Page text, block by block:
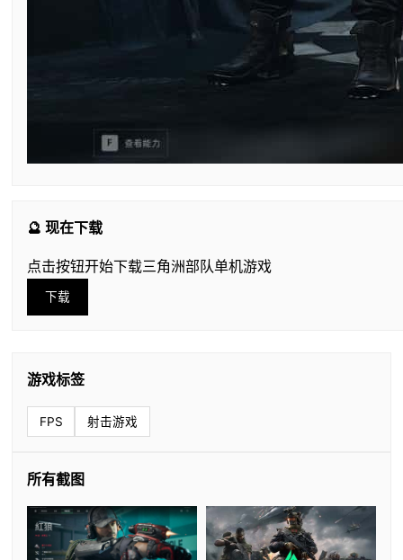
🔮 现在下载
点击按钮开始下载三角洲部队单机游戏
下载
游戏标签
FPS 射击游戏
所有截图